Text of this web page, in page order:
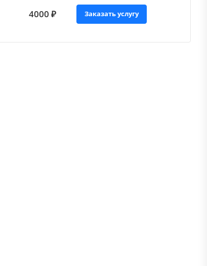
4000 ₽ Заказать услугу